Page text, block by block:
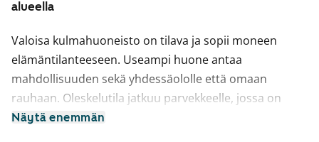
alueella
Valoisa kulmahuoneisto on tilava ja sopii moneen
elämäntilanteeseen. Useampi huone antaa
mahdollisuuden sekä yhdessäololle että omaan
rauhaan. Oleskelutila jatkuu parvekkeelle, jossa on
mukava viettää aikaa lämpimillä keleillä.
Näytä enemmän